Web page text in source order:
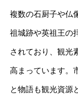
複数の石厨子や仏
祖城跡や英祖王の
されており、観光
高まっています。
と物語も観光資源